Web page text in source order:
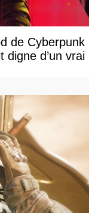
de Cyberpunk
digne d’un vrai